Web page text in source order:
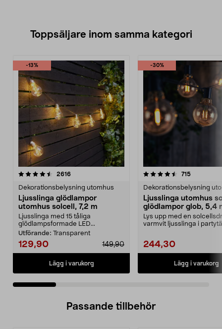
Toppsäljare inom samma kategori
-13%
2616recensioner
Dekorationsbelysning utomhus
Ljusslinga glödlampor
utomhus solcell, 7,2 m
Ljusslinga med 15 tåliga
glödlampsformade LED...
Utförande: Transparent
129,90 149,90
Lägg i varukorg
-30%
4.5 av 5 stjärnor 715
Dekorationsbelysning
Ljusslinga utomhus
glödlampor glob, 5,4
Lys upp med en
varmvit ljusslinga i
244,30
Lägg i varukorg
4.0 av 5 stjärnor
Passande tillbehör